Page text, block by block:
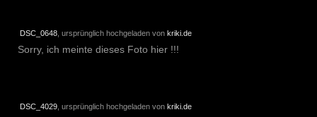
DSC_0648 , ursprünglich hochgeladen von kriki.de
Sorry, ich meinte dieses Foto hier !!!
DSC_4029 , ursprünglich hochgeladen von kriki.de